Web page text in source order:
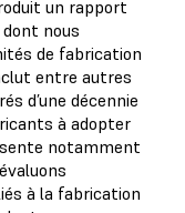
un rapport
nous
de fabrication
entre autres
d’une décennie
à adopter
notamment
à la fabrication